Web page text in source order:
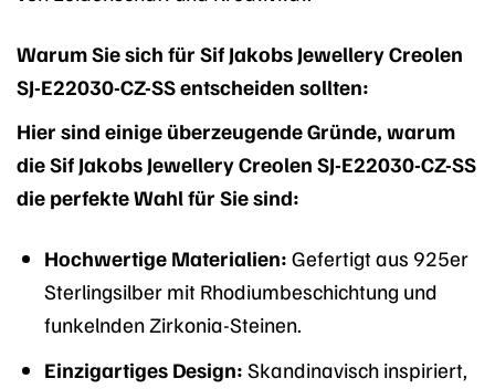
Warum Sie sich für Sif Jakobs Jewellery Creolen
SJ-E22030-CZ-SS entscheiden sollten:
Hier sind einige überzeugende Gründe, warum
die Sif Jakobs Jewellery Creolen SJ-E22030-CZ-SS
die perfekte Wahl für Sie sind:
Hochwertige Materialien: Gefertigt aus 925er
Sterlingsilber mit Rhodiumbeschichtung und
funkelnden Zirkonia-Steinen.
Einzigartiges Design: Skandinavisch inspiriert,